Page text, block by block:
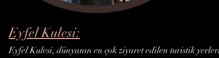
Eyfel Kulesi:
Eyfel Kulesi, dünyanın en çok ziyaret edilen turistik